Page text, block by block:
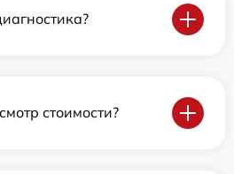
стоимости?